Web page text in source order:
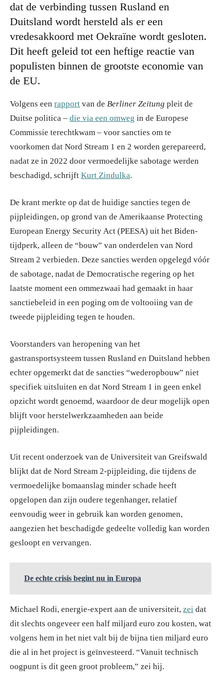
dat de verbinding tussen Rusland en
Duitsland wordt hersteld als er een
vredesakkoord met Oekraïne wordt gesloten.
Dit heeft geleid tot een heftige reactie van
populisten binnen de grootste economie van
de EU.
Volgens een rapport van de Berliner Zeitung pleit de
Duitse politica – die via een omweg in de Europese
Commissie terechtkwam – voor sancties om te
voorkomen dat Nord Stream 1 en 2 worden gerepareerd,
nadat ze in 2022 door vermoedelijke sabotage werden
beschadigd, schrijft Kurt Zindulka.
De krant merkte op dat de huidige sancties tegen de
pijpleidingen, op grond van de Amerikaanse Protecting
European Energy Security Act (PEESA) uit het Biden-
tijdperk, alleen de “bouw” van onderdelen van Nord
Stream 2 verbieden. Deze sancties werden opgelegd vóór
de sabotage, nadat de Democratische regering op het
laatste moment een ommezwaai had gemaakt in haar
sanctiebeleid in een poging om de voltooiing van de
tweede pijpleiding tegen te houden.
Voorstanders van heropening van het
gastransportsysteem tussen Rusland en Duitsland hebben
echter opgemerkt dat de sancties “wederopbouw” niet
specifiek uitsluiten en dat Nord Stream 1 in geen enkel
opzicht wordt genoemd, waardoor de deur mogelijk open
blijft voor herstelwerkzaamheden aan beide
pijpleidingen.
Uit recent onderzoek van de Universiteit van Greifswald
blijkt dat de Nord Stream 2-pijpleiding, die tijdens de
vermoedelijke bomaanslag minder schade heeft
opgelopen dan zijn oudere tegenhanger, relatief
eenvoudig weer in gebruik kan worden genomen,
aangezien het beschadigde gedeelte volledig kan worden
gesloopt en vervangen.
De echte crisis begint nu in Europa
Michael Rodi, energie-expert aan de universiteit, zei dat
dit slechts ongeveer een half miljard euro zou kosten, wat
volgens hem in het niet valt bij de bijna tien miljard euro
die al in het project is geïnvesteerd. “Vanuit technisch
oogpunt is dit geen groot probleem,” zei hij.